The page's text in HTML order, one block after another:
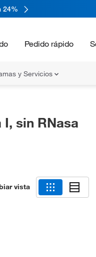
24%
Pedido rápido
y Servicios
sin RNasa
vista